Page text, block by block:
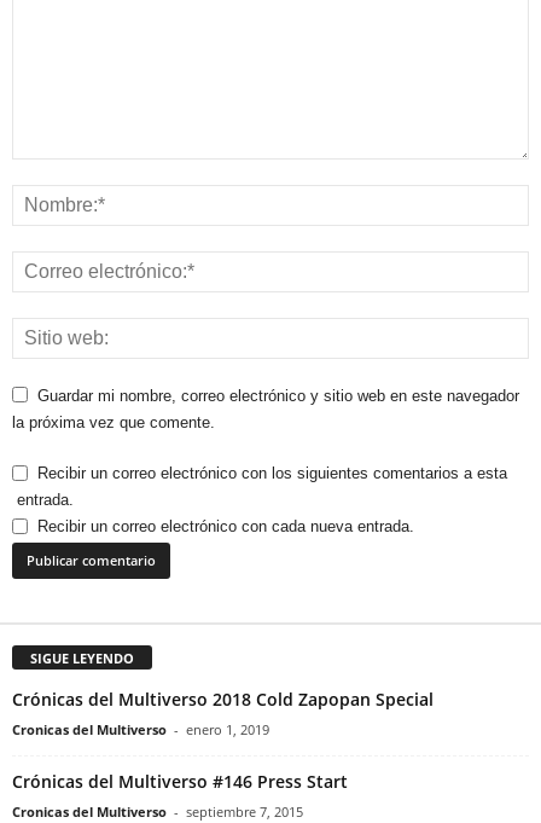
Guardar mi nombre, correo electrónico y sitio web en este navegador
la próxima vez que comente.
Recibir un correo electrónico con los siguientes comentarios a esta
entrada.
Recibir un correo electrónico con cada nueva entrada.
SIGUE LEYENDO
Crónicas del Multiverso 2018 Cold Zapopan Special
Cronicas del Multiverso - enero 1, 2019
Crónicas del Multiverso #146 Press Start
Cronicas del Multiverso - septiembre 7, 2015